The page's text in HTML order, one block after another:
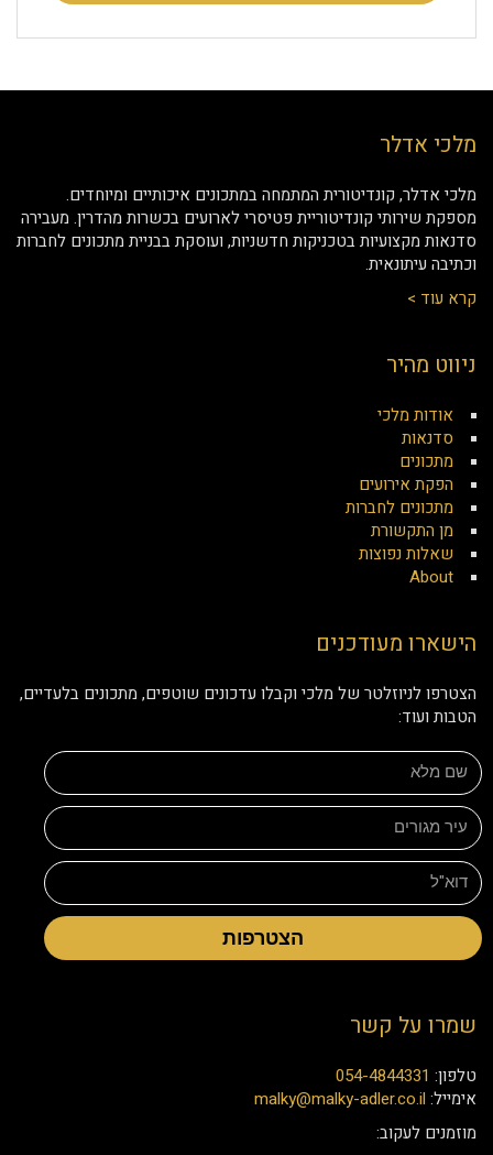
מלכי אדלר
מלכי אדלר, קונדיטורית המתמחה במתכונים איכותיים ומיוחדים.
מספקת שירותי קונדיטוריית פטיסרי לארועים בכשרות מהדרין. מעבירה
סדנאות מקצועיות בטכניקות חדשניות, ועוסקת בבניית מתכונים לחברות
וכתיבה עיתונאית.
קרא עוד >
ניווט מהיר
אודות מלכי
סדנאות
מתכונים
הפקת אירועים
מתכונים לחברות
מן התקשורת
שאלות נפוצות
About
הישארו מעודכנים
הצטרפו לניוזלטר של מלכי וקבלו עדכונים שוטפים, מתכונים בלעדיים,
הטבות ועוד:
הצטרפות
שמרו על קשר
טלפון: 054-4844331
אימייל: malky@malky-adler.co.il
מוזמנים לעקוב: